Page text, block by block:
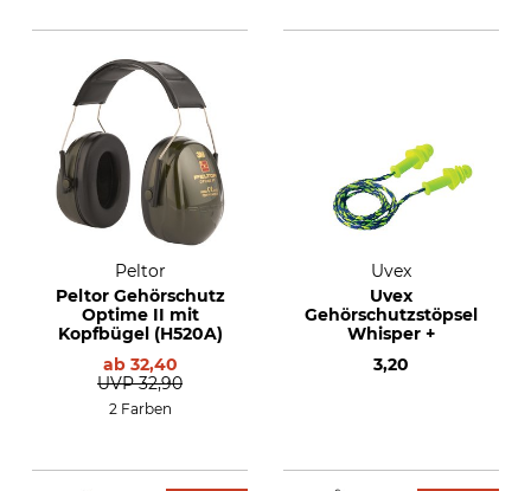
Peltor
Peltor Gehörschutz
Optime II mit
Kopfbügel (H520A)
ab 32,40
UVP 32,90
2 Farben
Uvex
Uvex
Gehörschutzstöpsel
Whisper +
3,20